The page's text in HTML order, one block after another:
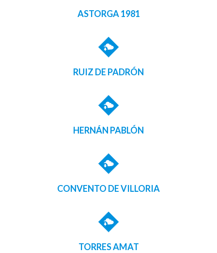
ASTORGA 1981
RUIZ DE PADRÓN
HERNÁN PABLÓN
CONVENTO DE VILLORIA
TORRES AMAT